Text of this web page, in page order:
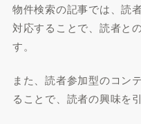
物件検索の記事では、読
対応することで、読者と
す。
また、読者参加型のコン
ることで、読者の興味を